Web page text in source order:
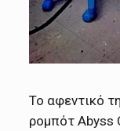
Το αφεντικό
ρομπότ Abyss